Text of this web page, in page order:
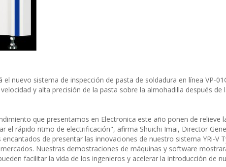
nuevo sistema de inspección de pasta de soldadura en línea VP-
y alta precisión de la pasta sobre la almohadilla después de
que presentamos en Electronica este año ponen de relieve
el rápido ritmo de electrificación", afirma Shuichi Imai, Director
de presentar las innovaciones de nuestro sistema YRi-V
Nuestras demostraciones de máquinas y software
facilitar la vida de los ingenieros y acelerar la introducción de